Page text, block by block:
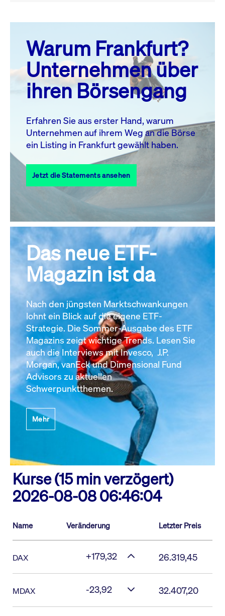
August 26
MO. DI. MI. DO. FR. SA. SO.
1
2
3
4 5 6 7 8
10 11 13 14
17
18 19 20 21 22
23
27 28
31
Alle Events
Warum Frankfurt?
Unternehmen über
ihren Börsengang
Erfahren Sie aus erster Hand, warum
Unternehmen auf ihrem Weg an die Börse
ein Listing in Frankfurt gewählt haben.
Jetzt die Statements ansehen
Das neue ETF-
Magazin ist da
Nach den jüngsten Marktschwankungen
lohnt ein Blick auf die eigene ETF-
Strategie. Die Sommer-Ausgabe des ETF
Magazins zeigt wichtige Trends. Lesen Sie
auch die Interviews mit Invesco, J.P.
Morgan, vanEck und Dimensional Fund
Advisors zu aktuellen
Schwerpunktthemen.
Mehr
Kurse (15 min verzögert)
2026-08-08 06:46:04
Name Veränderung Letzter Preis
DAX +179,32 26.319,45
MDAX -23,92 32.407,20